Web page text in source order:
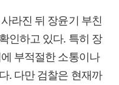
라진 뒤 장윤기 부친
인하고 있다. 특히 장
부적절한 소통이나
. 다만 검찰은 현재까